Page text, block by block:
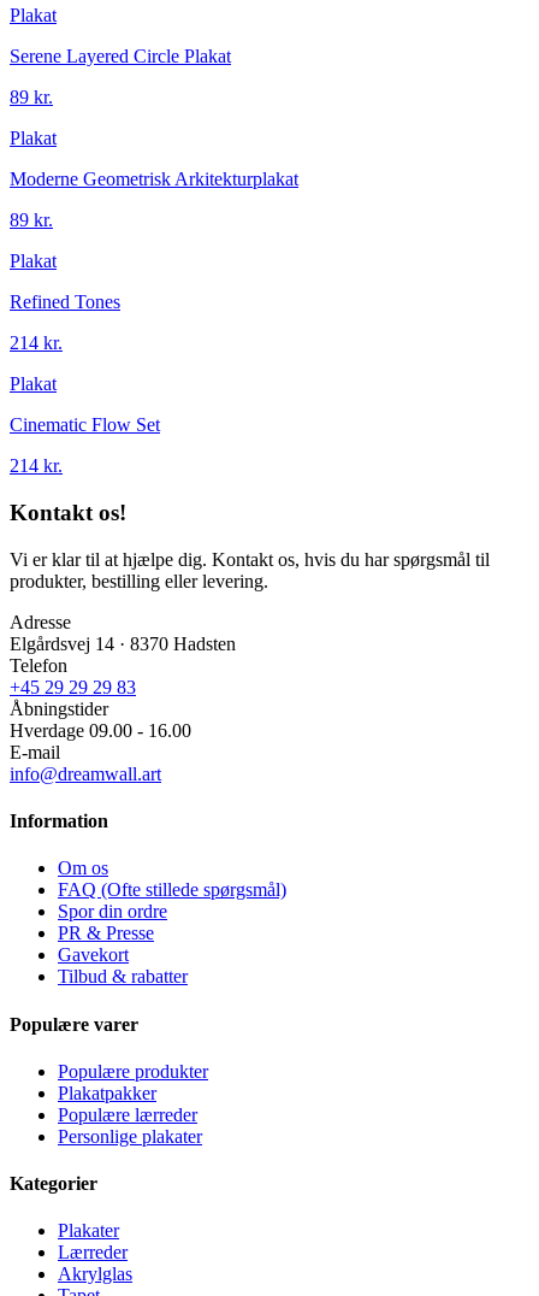
Plakat
Serene Layered Circle Plakat
89 kr.
Plakat
Moderne Geometrisk Arkitekturplakat
89 kr.
Plakat
Refined Tones
214 kr.
Plakat
Cinematic Flow Set
214 kr.
Kontakt os!
Vi er klar til at hjælpe dig. Kontakt os, hvis du har spørgsmål til
produkter, bestilling eller levering.
Adresse
Elgårdsvej 14 · 8370 Hadsten
Telefon
+45 29 29 29 83
Åbningstider
Hverdage 09.00 - 16.00
E-mail
info@dreamwall.art
Information
Om os
FAQ (Ofte stillede spørgsmål)
Spor din ordre
PR & Presse
Gavekort
Tilbud & rabatter
Populære varer
Populære produkter
Plakatpakker
Populære lærreder
Personlige plakater
Kategorier
Plakater
Lærreder
Akrylglas